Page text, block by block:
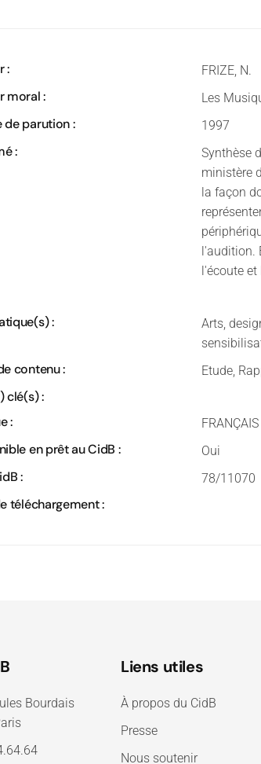
: FRIZE, N.
moral : Les
de parution : 1997
:
Synthèse
ministère
la façon
l'audition.
l'écoute
:
Arts,
contenu : Etude,
clé(s) :
:
FRANÇAIS
en prêt au CidB : Oui
: 78/11070
téléchargement :
Bourdais
Liens utiles
À propos du CidB
Presse
Nous soutenir